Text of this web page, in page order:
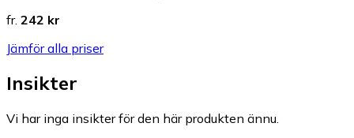
fr. 242 kr
Jämför alla priser
Insikter
Vi har inga insikter för den här produkten ännu.